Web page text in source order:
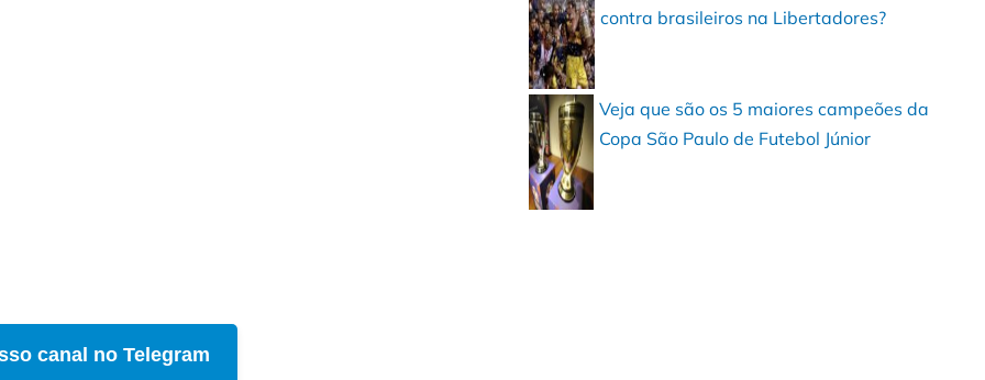
canal no Telegram
contra brasileiros na Libertadores?
Veja que são os 5 maiores campeões da
Copa São Paulo de Futebol Júnior